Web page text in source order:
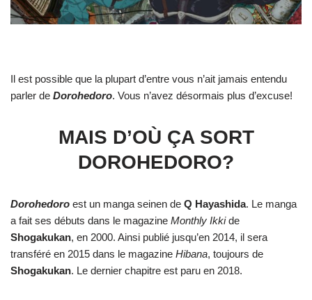
Il est possible que la plupart d’entre vous n’ait jamais entendu
parler de Dorohedoro. Vous n’avez désormais plus d’excuse!
MAIS D’OÙ ÇA SORT
DOROHEDORO?
Dorohedoro est un manga seinen de Q Hayashida. Le manga
a fait ses débuts dans le magazine Monthly Ikkide
Shogakukan, en 2000. Ainsi publié jusqu’en 2014, il sera
transféré en 2015 dans le magazine Hibana, toujours de
Shogakukan. Le dernier chapitre est paru en 2018.